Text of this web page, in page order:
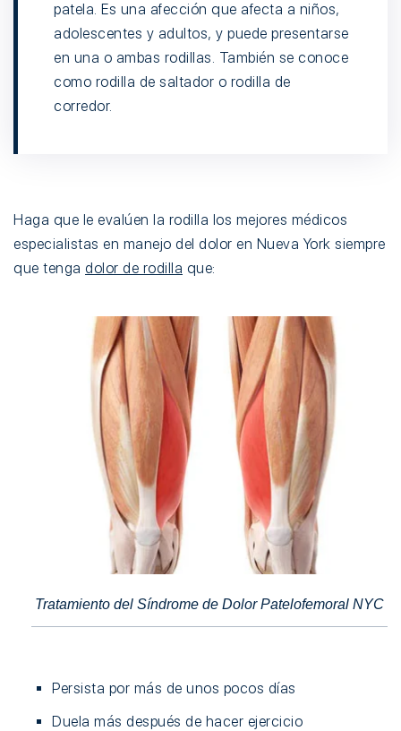
patela. Es una afección que afecta a niños,
adolescentes y adultos, y puede presentarse
en una o ambas rodillas. También se conoce
como rodilla de saltador o rodilla de
corredor.
Haga que le evalúen la rodilla los mejores médicos
especialistas en manejo del dolor en Nueva York siempre
que tenga dolor de rodilla que:
Tratamiento del Síndrome de Dolor Patelofemoral NYC
Persista por más de unos pocos días
Duela más después de hacer ejercicio